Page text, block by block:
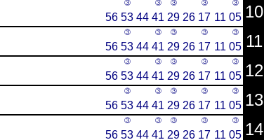
③ ③ ③ ③ ③ 10
56 53 44 41 29 26 17 11 05
③ ③ ③ ③ ③ 11
56 53 44 41 29 26 17 11 05
③ ③ ③ ③ ③ 12
56 53 44 41 29 26 17 11 05
③ ③ ③ ③ ③ 13
56 53 44 41 29 26 17 11 05
③ ③ ③ ③ ③ 14
56 53 44 41 29 26 17 11 05